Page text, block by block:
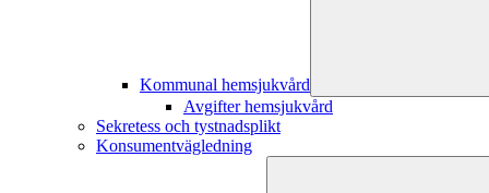
Kommunal hemsjukvård
Avgifter hemsjukvård
Sekretess och tystnadsplikt
Konsumentvägledning